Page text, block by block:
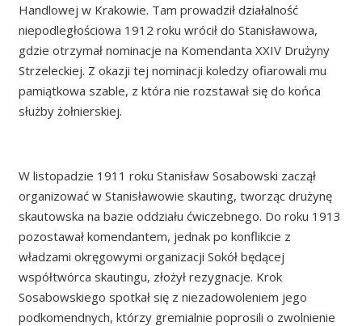
Handlowej w Krakowie. Tam prowadził działalność
niepodległościowa 1912 roku wrócił do Stanisławowa,
gdzie otrzymał nominacje na Komendanta XXIV Drużyny
Strzeleckiej. Z okazji tej nominacji koledzy ofiarowali mu
pamiątkowa szable, z która nie rozstawał się do końca
służby żołnierskiej.
W listopadzie 1911 roku Stanisław Sosabowski zaczął
organizować w Stanisławowie skauting, tworząc drużynę
skautowska na bazie oddziału ćwiczebnego. Do roku 1913
pozostawał komendantem, jednak po konflikcie z
władzami okręgowymi organizacji Sokół będącej
współtwórca skautingu, złożył rezygnacje. Krok
Sosabowskiego spotkał się z niezadowoleniem jego
podkomendnych, którzy gremialnie poprosili o zwolnienie